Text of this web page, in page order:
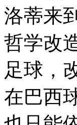
洛蒂来
哲学改
足球，
在巴西